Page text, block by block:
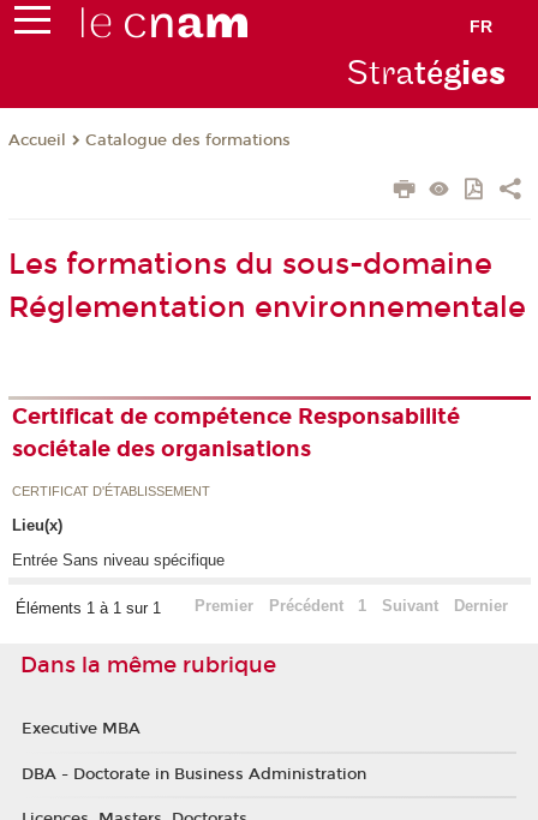
FR
Stratégies
Accueil Catalogue des formations
Les formations du sous-domaine
Réglementation environnementale
Certificat de compétence Responsabilité
sociétale des organisations
CERTIFICAT D'ÉTABLISSEMENT
Lieu(x)
Entrée Sans niveau spécifique
Éléments 1 à 1 sur 1 Premier Précédent 1 Suivant Dernier
Dans la même rubrique
Executive MBA
DBA - Doctorate in Business Administration